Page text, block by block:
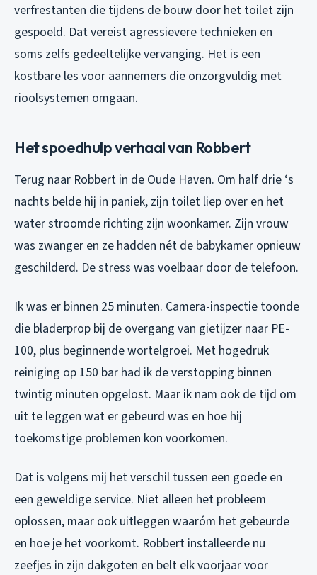
verfrestanten die tijdens de bouw door het toilet zijn
gespoeld. Dat vereist agressievere technieken en
soms zelfs gedeeltelijke vervanging. Het is een
kostbare les voor aannemers die onzorgvuldig met
rioolsystemen omgaan.
Het spoedhulp verhaal van Robbert
Terug naar Robbert in de Oude Haven. Om half drie ‘s
nachts belde hij in paniek, zijn toilet liep over en het
water stroomde richting zijn woonkamer. Zijn vrouw
was zwanger en ze hadden nét de babykamer opnieuw
geschilderd. De stress was voelbaar door de telefoon.
Ik was er binnen 25 minuten. Camera-inspectie toonde
die bladerprop bij de overgang van gietijzer naar PE-
100, plus beginnende wortelgroei. Met hogedruk
reiniging op 150 bar had ik de verstopping binnen
twintig minuten opgelost. Maar ik nam ook de tijd om
uit te leggen wat er gebeurd was en hoe hij
toekomstige problemen kon voorkomen.
Dat is volgens mij het verschil tussen een goede en
een geweldige service. Niet alleen het probleem
oplossen, maar ook uitleggen waaróm het gebeurde
en hoe je het voorkomt. Robbert installeerde nu
zeefjes in zijn dakgoten en belt elk voorjaar voor